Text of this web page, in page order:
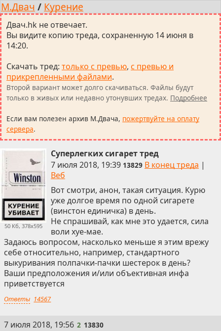
М.Двач / Курение
Двач.hk не отвечает.
Вы видите копию треда, сохраненную 14 июня в
14:20.
Скачать тред: только с превью, с превью и
прикрепленными файлами.
Второй вариант может долго скачиваться. Файлы будут
только в живых или недавно утонувших тредах. Подробнее
Если вам полезен архив М.Двача, пожертвуйте на оплату
сервера.
50 Кб, 378x595
Суперлегких сигарет тред
7 июля 2018, 19:39 13829 В конец треда |
Веб
Вот смотри, анон, такая ситуация. Курю
уже долгое время по одной сигарете
(винстон единичка) в день.
Не спрашивай, как мне это удается, сила
воли хуе-мае.
Задаюсь вопросом, насколько меньше я этим врежу
себе относительно, например, стандартного
выкуривания полпачки-пачки шестерок в день?
Ваши предположения и/или объективная инфа
приветствуется
Ответы 14567
2
7 июля 2018, 19:56 2 13830